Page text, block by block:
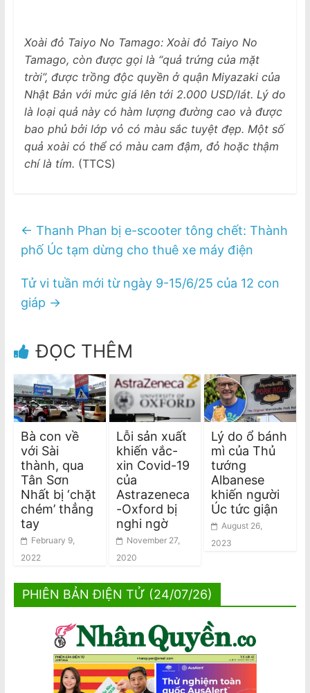
Xoài đỏ Taiyo No Tamago: Xoài đỏ Taiyo No
Tamago, còn được gọi là “quả trứng của mặt
trời”, được trồng độc quyền ở quận Miyazaki của
Nhật Bản với mức giá lên tới 2.000 USD/lát. Lý do
là loại quả này có hàm lượng đường cao và được
bao phủ bởi lớp vỏ có màu sắc tuyệt đẹp. Một số
quả xoài có thể có màu cam đậm, đỏ hoặc thậm
chí là tím. (TTCS)
← Thanh Phan bị e-scooter tông chết: Thành
phố Úc tạm dừng cho thuê xe máy điện
Tử vi tuần mới từ ngày 9-15/6/25 của 12 con
giáp →
ĐỌC THÊM
Bà con về
với Sài
thành, qua
Tân Sơn
Nhất bị ‘chặt
chém’ thẳng
tay
February 9,
2022
Lỗi sản xuất
khiến vắc-
xin Covid-19
của
Astrazeneca
-Oxford bị
nghi ngờ
November 27,
2020
Lý do ổ bánh
mì của Thủ
tướng
Albanese
khiến người
Úc tức giận
August 26,
2023
PHIÊN BẢN ĐIỆN TỬ (24/07/26)